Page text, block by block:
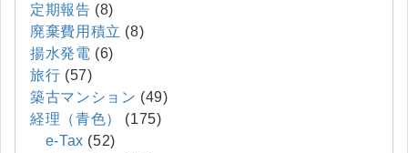
定期報告 (8)
廃棄費用積立 (8)
揚水発電 (6)
旅行 (57)
築古マンション (49)
経理（青色）
(175)
e-Tax (52)